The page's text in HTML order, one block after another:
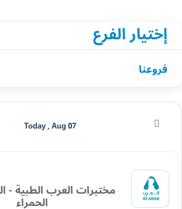
إختيار الفرع
فروعنا
مختبرات العرب الطبية -
الحمراء